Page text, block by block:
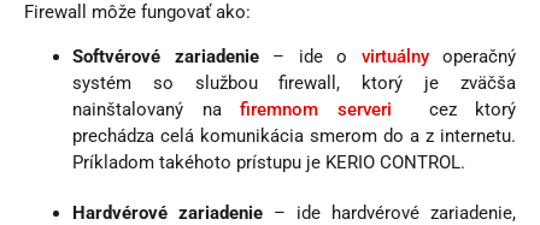
Firewall môže fungovať ako:
Softvérové zariadenie– ide o virtuálnyoperačný
systém so službou firewall, ktorý je zväčša
nainštalovaný na firemnom serveri
cez ktorý
prechádza celá komunikácia smerom do a z internetu.
Príkladom takéhoto prístupu je KERIO CONTROL.
Hardvérové zariadenie – ide hardvérové zariadenie,